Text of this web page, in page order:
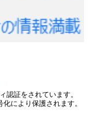
認証をされています。
により保護されます。